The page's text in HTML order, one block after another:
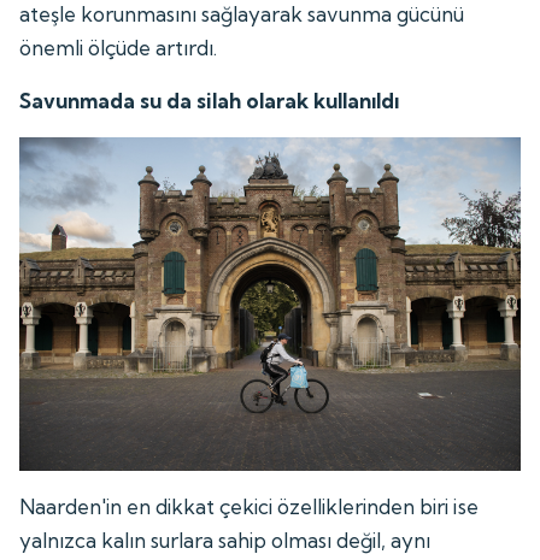
ateşle korunmasını sağlayarak savunma gücünü
önemli ölçüde artırdı.
Savunmada su da silah olarak kullanıldı
Naarden'in en dikkat çekici özelliklerinden biri ise
yalnızca kalın surlara sahip olması değil, aynı